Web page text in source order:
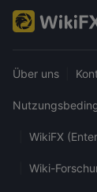
Über uns
WikiFX
Wiki-